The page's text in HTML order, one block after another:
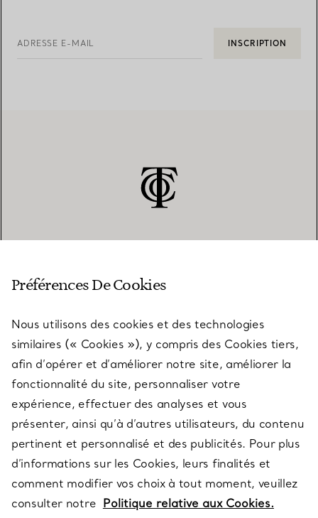
ADRESSE E-MAIL INSCRIPTION
SERVICES
À PROPOS
QUESTIONS LÉGALES
SUIVEZ-NOUS
Préférences De Cookies
Nous utilisons des cookies et des technologies
similaires (« Cookies »), y compris des Cookies tiers,
afin d’opérer et d’améliorer notre site, améliorer la
fonctionnalité du site, personnaliser votre
expérience, effectuer des analyses et vous
présenter, ainsi qu’à d’autres utilisateurs, du contenu
pertinent et personnalisé et des publicités. Pour plus
d’informations sur les Cookies, leurs finalités et
comment modifier vos choix à tout moment, veuillez
consulter notre Politique relative aux Cookies.